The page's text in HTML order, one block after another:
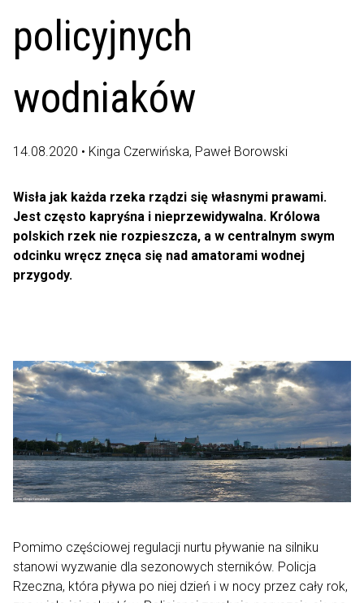
policyjnych
wodniaków
14.08.2020 • Kinga Czerwińska, Paweł Borowski
Wisła jak każda rzeka rządzi się własnymi prawami.
Jest często kapryśna i nieprzewidywalna. Królowa
polskich rzek nie rozpieszcza, a w centralnym swym
odcinku wręcz znęca się nad amatorami wodnej
przygody.
Pomimo częściowej regulacji nurtu pływanie na silniku
stanowi wyzwanie dla sezonowych sterników. Policja
Rzeczna, która pływa po niej dzień i w nocy przez cały rok,